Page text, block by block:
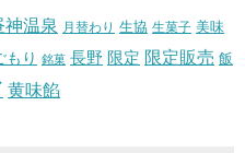
神温泉 月替わり 生協 生菓子 美味
もり 銘菓 長野 限定 限定販売 飯
黄味餡